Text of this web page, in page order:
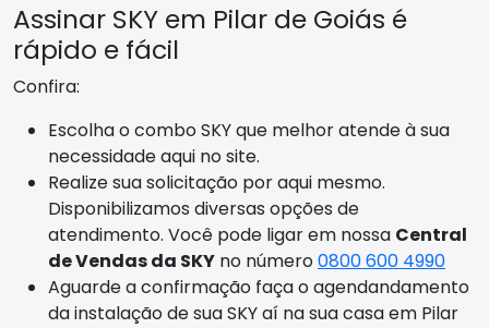
Assinar SKY em Pilar de Goiás é
rápido e fácil
Confira:
Escolha o combo SKY que melhor atende à sua
necessidade aqui no site.
Realize sua solicitação por aqui mesmo.
Disponibilizamos diversas opções de
atendimento. Você pode ligar em nossa Central
de Vendas da SKY no número0800 600 4990
Aguarde a confirmação faça o agendandamento
da instalação de sua SKY aí na sua casa em Pilar